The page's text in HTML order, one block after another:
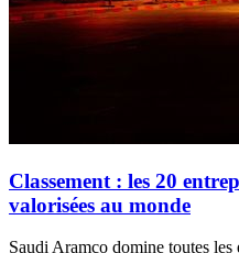
Classement : les 20
valorisées au monde
Saudi Aramco domine toutes les